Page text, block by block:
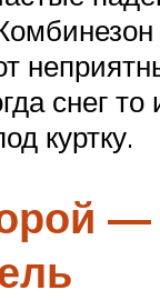
снег то
куртку.
—